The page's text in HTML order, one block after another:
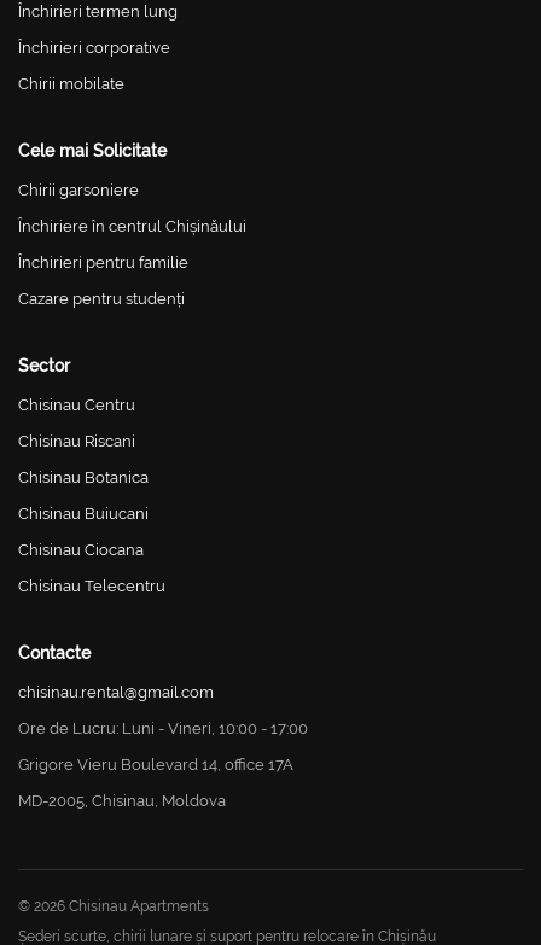
Închirieri termen lung
Închirieri corporative
Chirii mobilate
Cele mai Solicitate
Chirii garsoniere
Închiriere în centrul Chișinăului
Închirieri pentru familie
Cazare pentru studenți
Sector
Chisinau Centru
Chisinau Riscani
Chisinau Botanica
Chisinau Buiucani
Chisinau Ciocana
Chisinau Telecentru
Contacte
chisinau.rental@gmail.com
Ore de Lucru: Luni - Vineri, 10:00 - 17:00
Grigore Vieru Boulevard 14, office 17A
MD-2005, Chisinau, Moldova
© 2026 Chisinau Apartments
Șederi scurte, chirii lunare și suport pentru relocare în Chișinău